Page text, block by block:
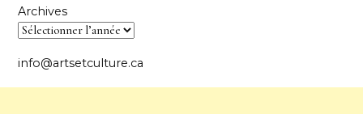
Archives
info@artsetculture.ca